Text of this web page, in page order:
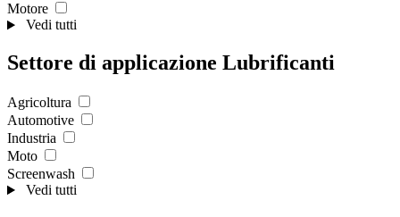
Motore
Vedi tutti
Settore di applicazione Lubrificanti
Agricoltura
Automotive
Industria
Moto
Screenwash
Vedi tutti